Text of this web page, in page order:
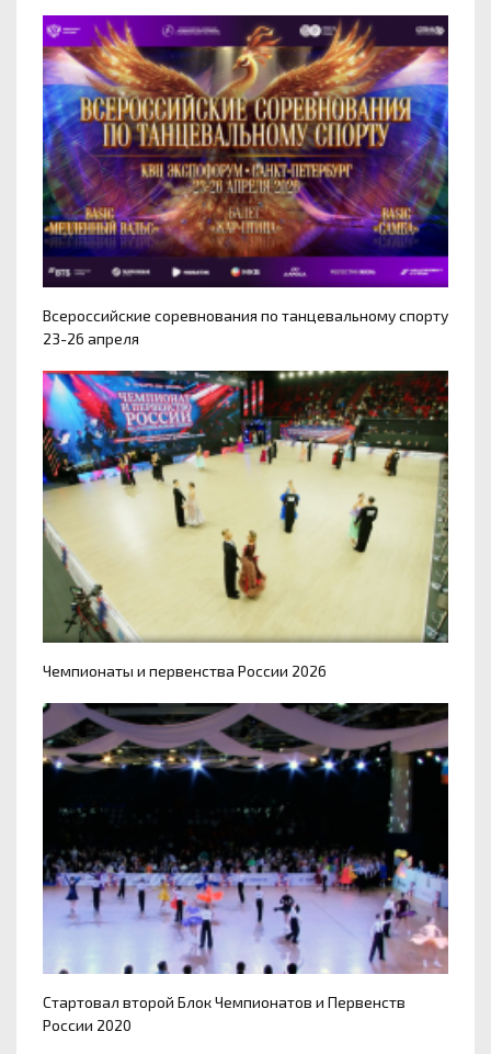
Всероссийские соревнования по танцевальному спорту
23-26 апреля
Чемпионаты и первенства России 2026
Стартовал второй Блок Чемпионатов и Первенств
России 2020